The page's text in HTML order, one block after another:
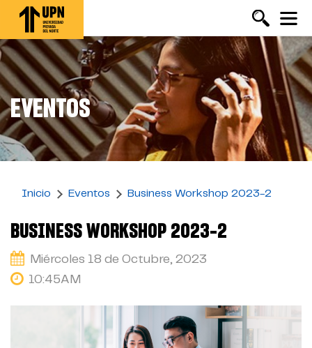
Pasar
contenido
principal
EVENTOS
Inicio Eventos Business Workshop 2023-2
BUSINESS WORKSHOP 2023-2
Miércoles 18 de Octubre, 2023
10:45AM